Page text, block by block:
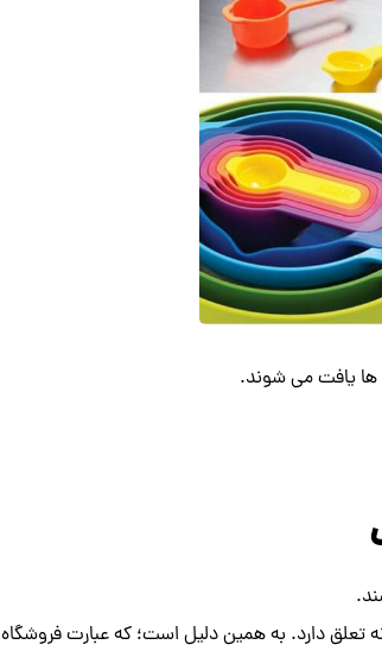
ها یافت می شوند.
دارد. به همین دلیل است؛ که عبارت فروشگاه